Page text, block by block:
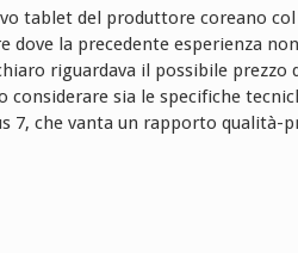
tablet del produttore coreano col
dove la precedente esperienza
riguardava il possibile prezzo
sia le specifiche
7, che vanta un rapporto qualità-